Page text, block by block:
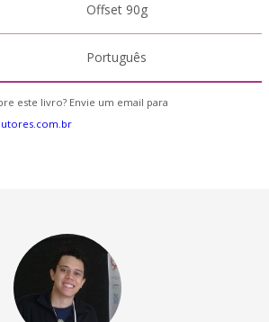
Offset 90g
Português
este livro? Envie um email para